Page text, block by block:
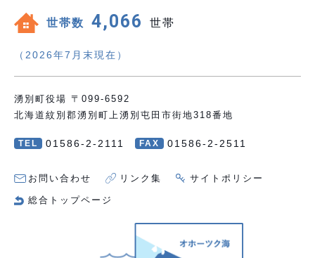
世帯数 4,066 世帯
（2026年7月末現在）
湧別町役場 〒099-6592
北海道紋別郡湧別町上湧別屯田市街地318番地
TEL 01586-2-2111 FAX 01586-2-2511
お問い合わせ リンク集 サイトポリシー
総合トップページ